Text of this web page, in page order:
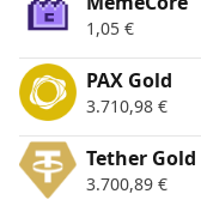
1,05 €
PAX Gold
3.710,98 €
Tether Gold
3.700,89 €